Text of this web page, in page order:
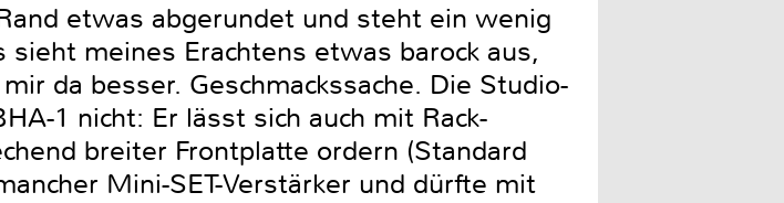
etwas abgerundet und steht ein wenig
meines Erachtens etwas barock aus,
da besser. Geschmackssache. Die Studio-
1 nicht: Er lässt sich auch mit Rack-
breiter Frontplatte ordern (Standard
Mini-SET-Verstärker und dürfte mit